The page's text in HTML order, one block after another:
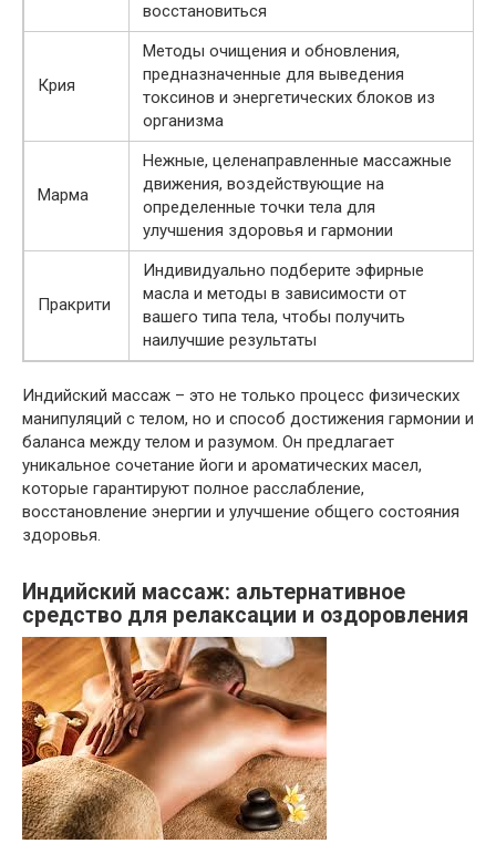
восстановиться
Крия
Методы очищения и обновления,
предназначенные для выведения
токсинов и энергетических блоков из
организма
Марма
Нежные, целенаправленные массажные
движения, воздействующие на
определенные точки тела для
улучшения здоровья и гармонии
Пракрити
Индивидуально подберите эфирные
масла и методы в зависимости от
вашего типа тела, чтобы получить
наилучшие результаты
Индийский массаж – это не только процесс физических
манипуляций с телом, но и способ достижения гармонии и
баланса между телом и разумом. Он предлагает
уникальное сочетание йоги и ароматических масел,
которые гарантируют полное расслабление,
восстановление энергии и улучшение общего состояния
здоровья.
Индийский массаж: альтернативное
средство для релаксации и оздоровления